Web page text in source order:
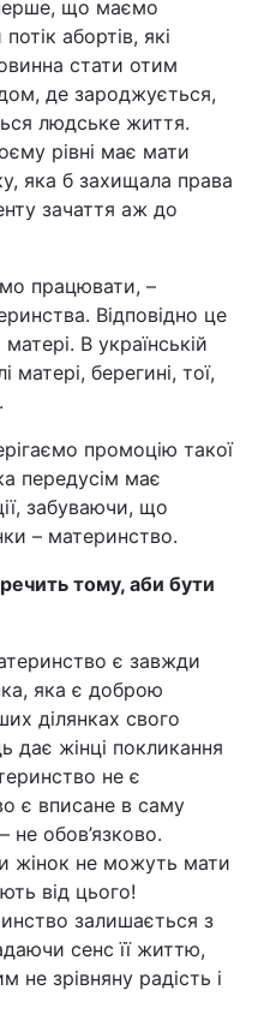
що маємо
абортів, які
стати отим
де зароджується,
людське життя.
рівні має мати
яка б захищала права
зачаття аж до
працювати, –
Відповідно це
В українській
матері, берегині, тої,
промоцію такої
передусім має
забуваючи, що
– материнство.
тому, аби бути
є завжди
яка є доброю
ділянках свого
дає жінці покликання
не є
є вписане в саму
не обов’язково.
жінок не можуть мати
від цього!
залишається з
сенс її життю,
не зрівняну радість і